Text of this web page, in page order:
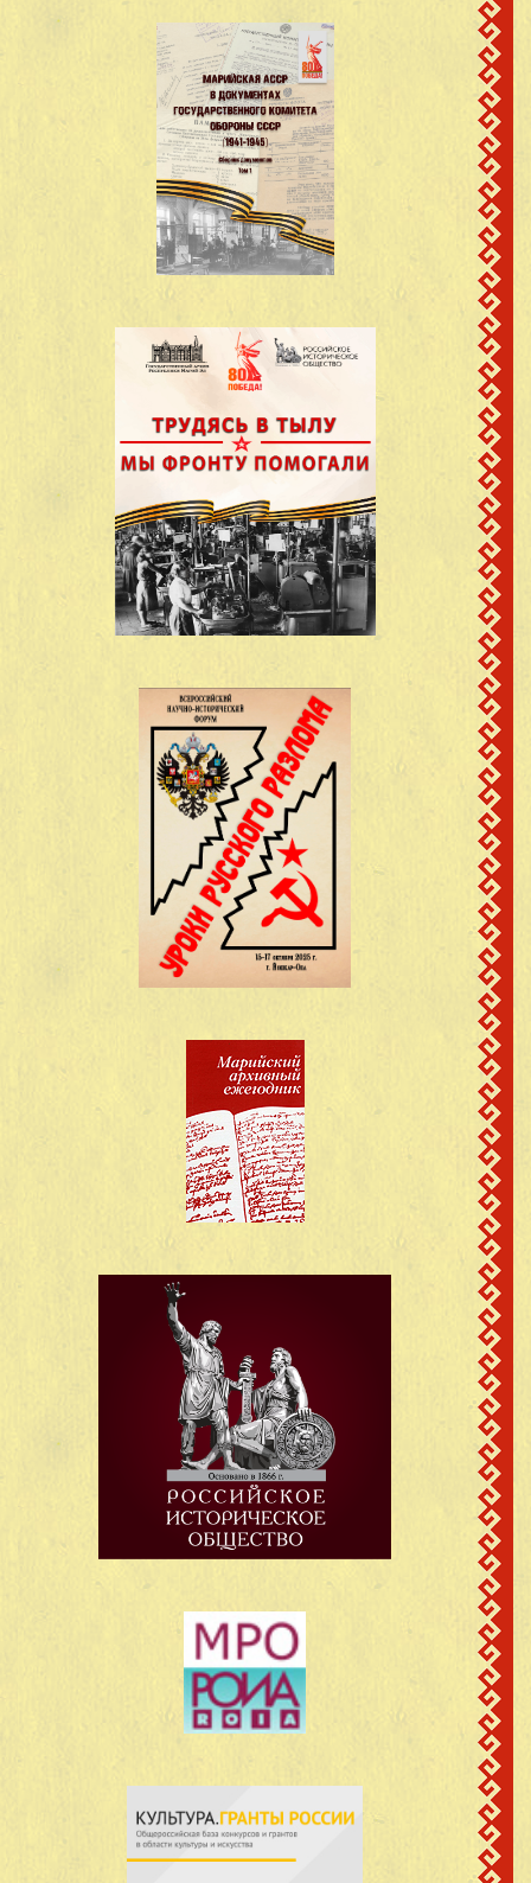
Герасимов Иван
Семенович
1925
д.Старый Завод
Кинерский с/с
Герасимов Михаил
Семенович
1917
д.Старый Завод
Кинерский с/с
Голубев Алексей
Андреевич
1901
д.Старый Завод
Кинерский с/с
Голубев Михаил
Андреевич
1905
д.Старый Завод
Кинерский с/с
Николаевич
1908
д.Старый Завод
Кинерский с/с
Григорьевич
д.Старый Завод
Кинерский с/с
Гусев Илья
Тимофеевич
д.Старый Завод
Кинерский с/с
Ефимов Михаил
Николаевич
1925
д.Старый Завод
Кинерский с/с
Захваткин Александр
1917
д.Старый Завод
Кинерский с/с
Захваткин Дмитрий
Васильевич
20.11.1926
д.Старый Завод
Кинерский с/с
Захваткин Иван
Васильевич
1924
д.Старый Завод
Кинерский с/с
Захваткин Николай
Васильевич
1914
д.Старый Завод
Кинерский с/с
Иванов Александр
Федорович
1924
д.Старый Завод
Кинерский с/с
Иванов Ефим
д.Старый Завод
Кинерский с/с
1905
д.Старый Завод
Кинерский с/с
Иванов Федор
Алексеевич
1918
д.Старый Завод
Кинерский с/с
Иванов Яков Иванович 1901
д.Старый Завод
Кинерский с/с
Кириллов Илья
Кириллович
д.Старый Завод
Кинерский с/с
Кириллов Михаил
Кириллович
1923
д.Старый Завод
Кинерский с/с
Князев Павел
…
д.Старый Завод
Кинерский с/с
Корчагин Сергей
Михайлович
1912
д.Старый Завод
Кинерский с/с
д.Старый Завод
Кинерский с/с
Григорьевич
1908
д.Старый Завод
Кинерский с/с
Кузнецов Николай
1910
д.Старый Завод
Кинерский с/с
Лаврентьев Николай
Семенович
д.Старый Завод
Кинерский с/с
Лебедев Анатолий
д.Старый Завод